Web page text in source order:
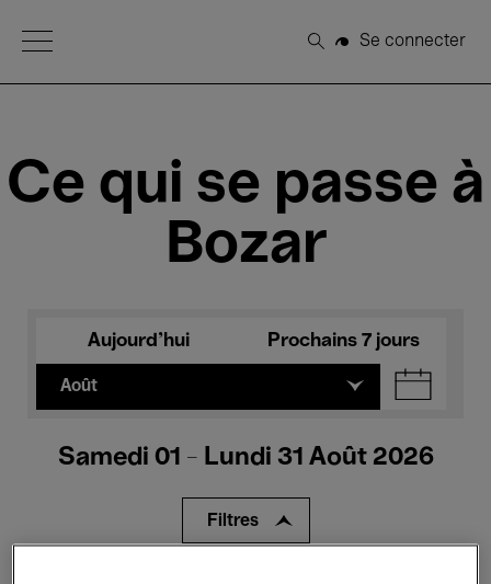
Open Menu
Rechercher
Se connecter
Ce qui se passe à
Bozar
Aujourd'hui Prochains 7 jours
Août
Samedi 01 - Lundi 31 Août 2026
Filtres